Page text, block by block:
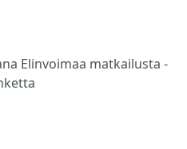
Elinvoimaa matkailusta -